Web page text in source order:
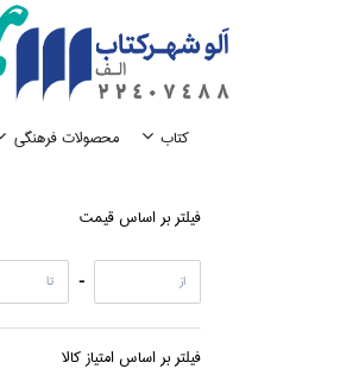
كتاب محصولات فرهنگي
فيلتر بر اساس قيمت
-
فيلتر بر اساس امتياز كالا